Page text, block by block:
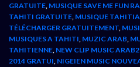
GRATUITE, MUSIQUE SAVE ME FUN
TAHITI GRATUITE, MUSIQUE
TÉLÉCHARGER GRATUITEMENT,
MUSIQUES A TAHITI, MUZIC ARAB,
TAHITIENNE, NEW CLIP MUSIC
2014 GRATUI, NIGEIEN MUSIC